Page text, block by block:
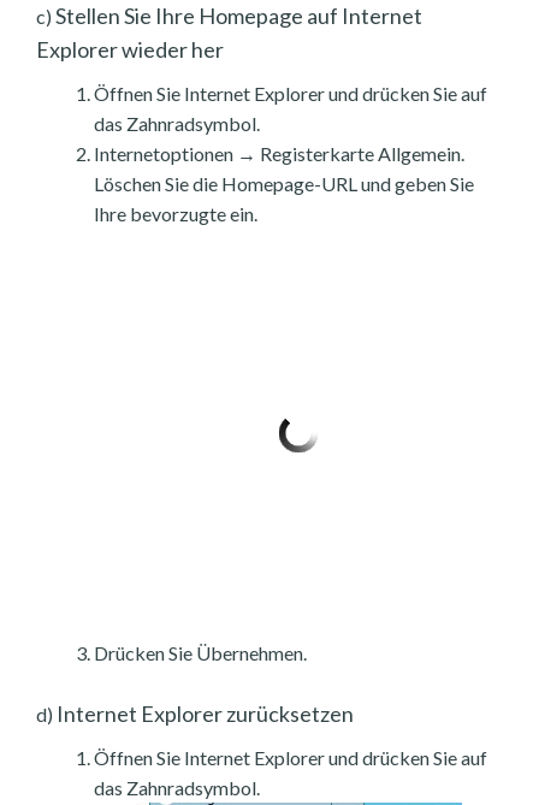
c) Stellen Sie Ihre Homepage auf Internet
Explorer wieder her
Öffnen Sie Internet Explorer und drücken Sie auf
das Zahnradsymbol.
Internetoptionen → Registerkarte Allgemein.
Löschen Sie die Homepage-URL und geben Sie
Ihre bevorzugte ein.
Drücken Sie Übernehmen.
d) Internet Explorer zurücksetzen
Öffnen Sie Internet Explorer und drücken Sie auf
das Zahnradsymbol.